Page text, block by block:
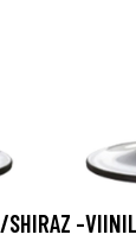
SHIRAZ -